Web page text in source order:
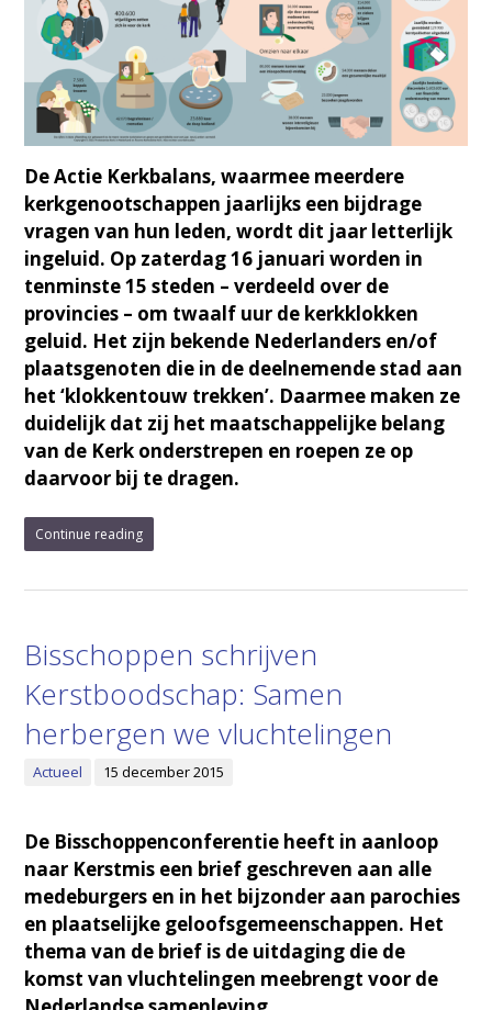
De Actie Kerkbalans, waarmee meerdere
kerkgenootschappen jaarlijks een bijdrage
vragen van hun leden, wordt dit jaar letterlijk
ingeluid. Op zaterdag 16 januari worden in
tenminste 15 steden – verdeeld over de
provincies – om twaalf uur de kerkklokken
geluid. Het zijn bekende Nederlanders en/of
plaatsgenoten die in de deelnemende stad aan
het ‘klokkentouw trekken’. Daarmee maken ze
duidelijk dat zij het maatschappelijke belang
van de Kerk onderstrepen en roepen ze op
daarvoor bij te dragen.
Continue reading
Bisschoppen schrijven
Kerstboodschap: Samen
herbergen we vluchtelingen
Actueel 15 december 2015
De Bisschoppenconferentie heeft in aanloop
naar Kerstmis een brief geschreven aan alle
medeburgers en in het bijzonder aan parochies
en plaatselijke geloofsgemeenschappen. Het
thema van de brief is de uitdaging die de
komst van vluchtelingen meebrengt voor de